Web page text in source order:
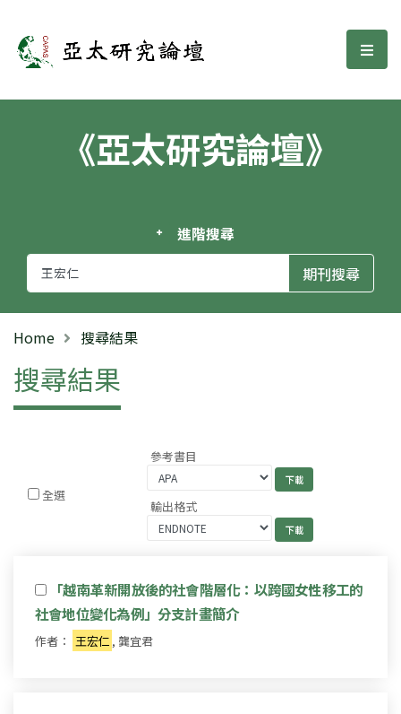
亞太研究論壇 選
《亞太研究論壇》
進階搜尋
Home 搜尋結果
搜尋結果
全選
參考書目
輸出格式
「越南革新開放後的社會階層化：以跨國女性移工的
社會地位變化為例」分支計畫簡介
作者： 王宏仁 , 龔宜君